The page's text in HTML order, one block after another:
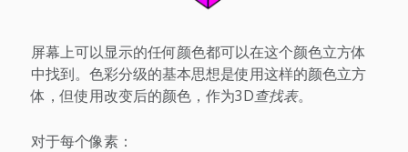
屏幕上可以显示的任何颜色都可以在这个颜色立方体
中找到。色彩分级的基本思想是使用这样的颜色立方
体，但使用改变后的颜色，作为3D查找表。
对于每个像素：